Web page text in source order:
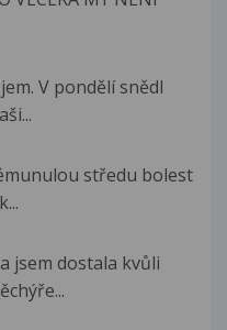
V pondělí snědl
středu bolest
jsem dostala kvůli